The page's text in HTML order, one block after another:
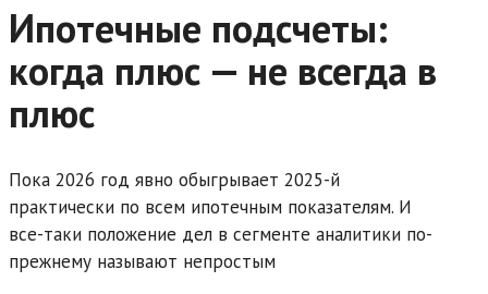
Ипотечные подсчеты:
когда плюс — не всегда в
плюс
Пока 2026 год явно обыгрывает 2025-й
практически по всем ипотечным показателям. И
все-таки положение дел в сегменте аналитики по-
прежнему называют непростым